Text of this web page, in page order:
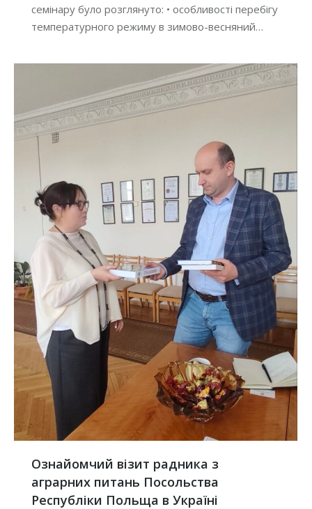
семінару було розглянуто: • особливості перебігу
температурного режиму в зимово-весняний…
Ознайомчий візит радника з
аграрних питань Посольства
Республіки Польща в Україні